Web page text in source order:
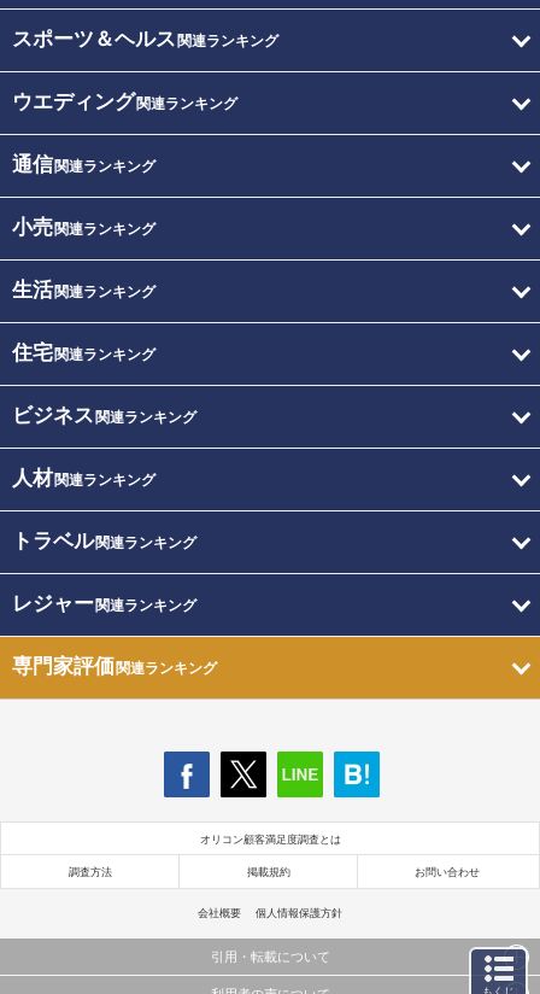
スポーツ＆ヘルス 関連ランキング
ウエディング関連ランキング
通信関連ランキング
小売関連ランキング
生活関連ランキング
住宅関連ランキング
ビジネス 関連ランキング
人材関連ランキング
トラベル関連ランキング
レジャー関連ランキング
専門家評価関連ランキング
オリコン顧客満足度調査とは
調査方法 掲載規約 お問い合わせ
会社概要 個人情報保護方針
引用・転載について
もくじ